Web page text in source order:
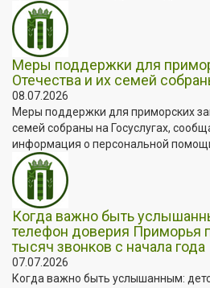
Меры поддержки для
Отечества и их семей
08.07.2026
Меры поддержки для приморских
семей собраны на Госуслугах,
информация о персональной
Когда важно быть
телефон доверия Приморья
тысяч звонков с начала года
07.07.2026
Когда важно быть услышанным: